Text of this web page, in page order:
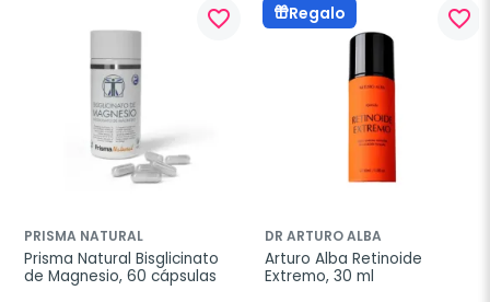
favorite_border
PRISMA NATURAL
Prisma Natural Bisglicinato
de Magnesio, 60 cápsulas
Regalo favorite_border
DR ARTURO ALBA
Arturo Alba Retinoide
Extremo, 30 ml